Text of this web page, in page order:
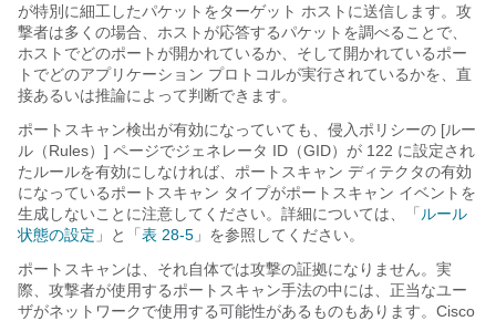
が特別に細工したパケットをターゲット ホストに送信します。攻
撃者は多くの場合、ホストが応答するパケットを調べることで、
ホストでどのポートが開かれているか、そして開かれているポー
トでどのアプリケーション プロトコルが実行されているかを、直
接あるいは推論によって判断できます。
ポートスキャン検出が有効になっていても、侵入ポリシーの [ルー
ル（Rules）] ページでジェネレータ ID（GID）が 122 に設定され
たルールを有効にしなければ、ポートスキャン ディテクタの有効
になっているポートスキャン タイプがポートスキャン イベントを
生成しないことに注意してください。詳細については、「 ルール
状態の設定 」と「 表 28-5 」を参照してください。
ポートスキャンは、それ自体では攻撃の証拠になりません。実
際、攻撃者が使用するポートスキャン手法の中には、正当なユー
ザがネットワークで使用する可能性があるものもあります。Cisco